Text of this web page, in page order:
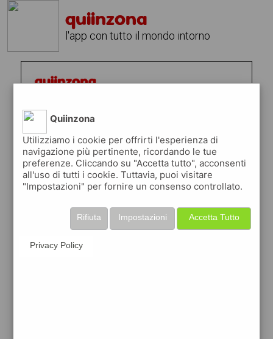
quiinzona
l'app con tutto il mondo intorno
Quiinzona
Utilizziamo i cookie per offrirti l'esperienza di
navigazione più pertinente, ricordando le tue
preferenze. Cliccando su "Accetta tutto", acconsenti
all'uso di tutti i cookie. Tuttavia, puoi visitare
"Impostazioni" per fornire un consenso controllato.
Accetta Tutto
Impostazioni
Rifiuta
Privacy Policy